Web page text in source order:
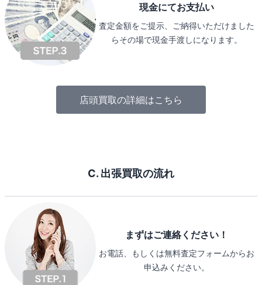
現金にてお支払い
査定金額をご提示、ご納得いただけました
らその場で現金手渡しになります。
店頭買取の詳細はこちら
C. 出張買取の流れ
まずはご連絡ください！
お電話、もしくは無料査定フォームからお
申込みください。